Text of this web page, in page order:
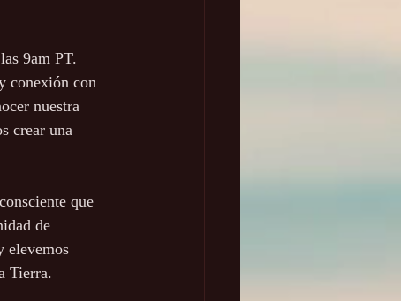
9am PT.
conexión con
nuestra
crear una
que
de
elevemos
Tierra.